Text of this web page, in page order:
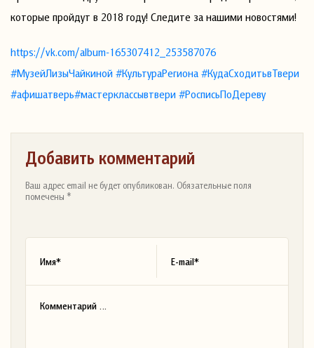
которые пройдут в 2018 году! Следите за нашими новостями!
https://vk.com/album-165307412_253587076
#МузейЛизыЧайкиной #КультураРегиона #КудаСходитьвТвери
#афишатверь#мастерклассывтвери #РосписьПоДереву
Добавить комментарий
Ваш адрес email не будет опубликован. Обязательные поля
помечены *